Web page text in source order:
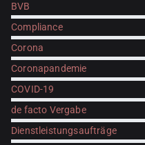
BVB
Compliance
Corona
Coronapandemie
COVID-19
de facto Vergabe
Dienstleistungsaufträge